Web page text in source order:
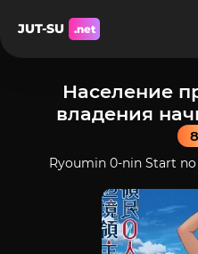
JUT-SU .net
Население
владения
Ryoumin 0-nin Start